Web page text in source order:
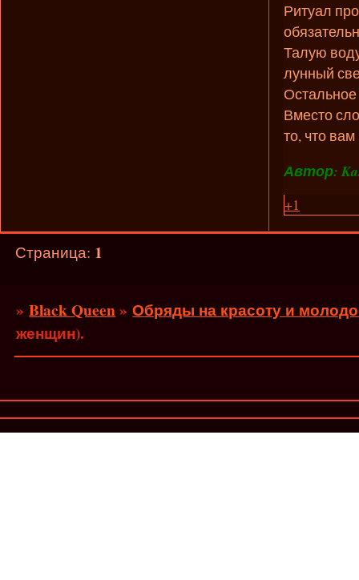
Ритуал
Талую
лунный
Вместо
то, что
Автор:
+1
Страница: 1
»Black Queen»Обряды на красоту и
женщин).